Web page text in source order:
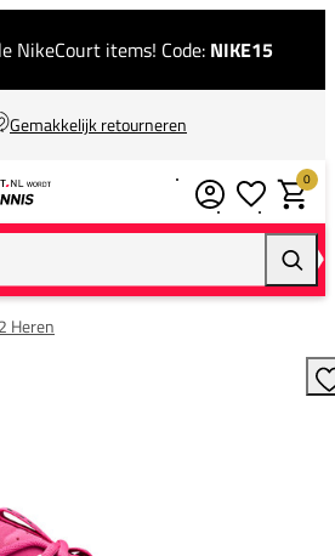
NikeCourt items! Code: NIKE15
Gemakkelijk retourneren
0
Heren